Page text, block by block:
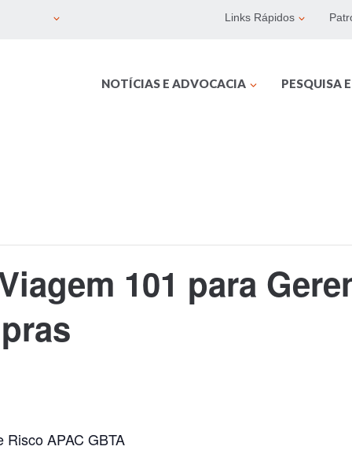
Links Rápidos
NOTÍCIAS E ADVOCACIA PESQUISA
101 para
APAC GBTA